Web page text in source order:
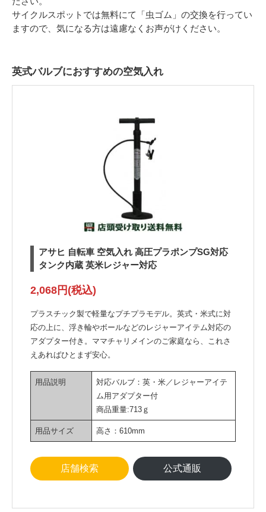
サイクルスポットでは無料にて「虫ゴム」の交換を行ってい
ますので、気になる方は遠慮なくお声がけください。
英式バルブにおすすめの空気入れ
アサヒ 自転車 空気入れ 高圧プラポンプSG対応
タンク内蔵 英米レジャー対応
2,068 円 (税込)
プラスチック製で軽量なプチプラモデル。英式・米式に対
応の上に、浮き輪やボールなどのレジャーアイテム対応の
アダプター付き。ママチャリメインのご家庭なら、これさ
えあればひとまず安心。
用品説明
対応バルブ：英・米／レジャーアイテ
ム用アダプター付
商品重量:713ｇ
用品サイズ 高さ：610mm
店舗検索 公式通販